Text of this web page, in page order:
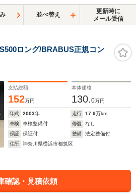
並べ替え
更新時に
メール受信
ロング/BRABUS正規コン
支払総額
152万円
本体価格
130.0万円
年式 2003年 走行 17.9万km
車検
車検整備付 修復
なし
保証
保証付 整備
法定整備付
住所
神奈川県横浜市都筑区
確認・見積依頼